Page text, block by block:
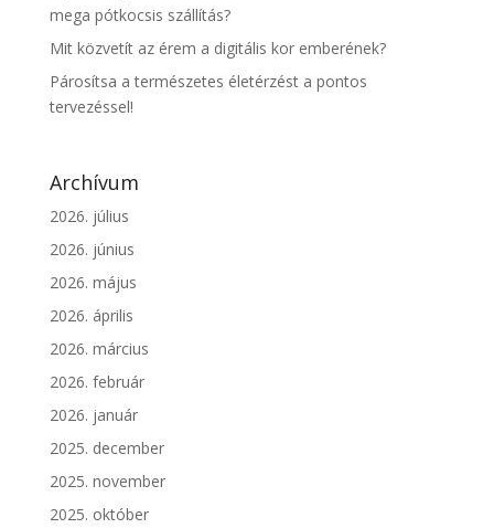
mega pótkocsis szállítás?
Mit közvetít az érem a digitális kor emberének?
Párosítsa a természetes életérzést a pontos
tervezéssel!
Archívum
2026. július
2026. június
2026. május
2026. április
2026. március
2026. február
2026. január
2025. december
2025. november
2025. október